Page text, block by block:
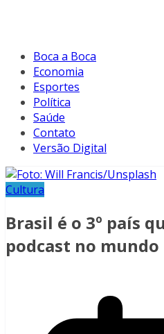
Boca a Boca
Economia
Esportes
Política
Saúde
Contato
Versão Digital
Cultura
Brasil é o 3º país
podcast no mundo